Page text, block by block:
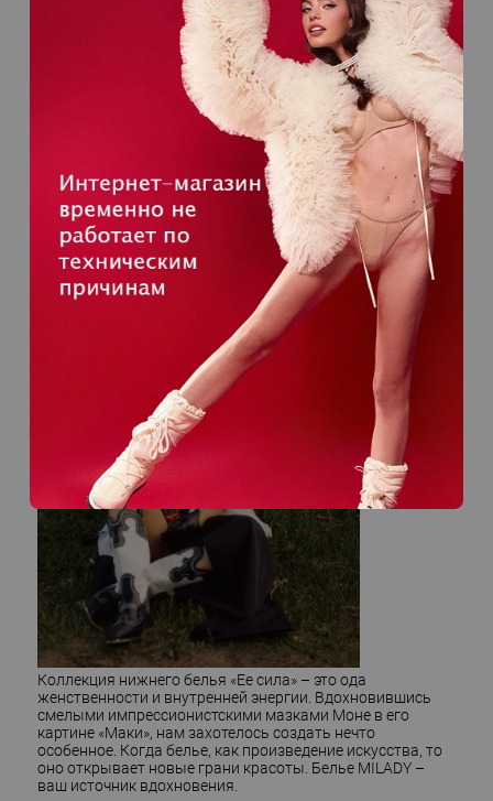
Коллекция нижнего белья «Ее сила» – это ода
женственности и внутренней энергии. Вдохновившись
смелыми импрессионистскими мазками Моне в его
картине «Маки», нам захотелось создать нечто
особенное. Когда белье, как произведение искусства, то
оно открывает новые грани красоты. Белье MILADY –
ваш источник вдохновения.